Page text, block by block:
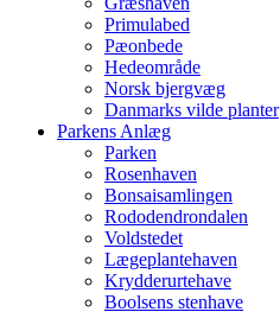
Primulabed
Pæonbede
Hedeområde
Norsk bjergvæg
Danmarks vilde planter
Parkens Anlæg
Parken
Rosenhaven
Bonsaisamlingen
Rododendrondalen
Voldstedet
Lægeplantehaven
Krydderurtehave
Boolsens stenhave